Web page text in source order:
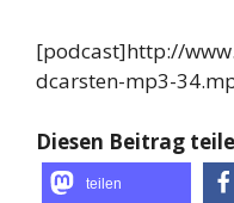
[podcast]http://
dcarsten-mp3-
Diesen Beitrag
teilen